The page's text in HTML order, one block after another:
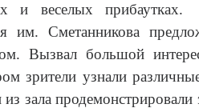
и веселых прибаутках.
им. Сметанникова
Вызвал большой
зрители узнали
из зала